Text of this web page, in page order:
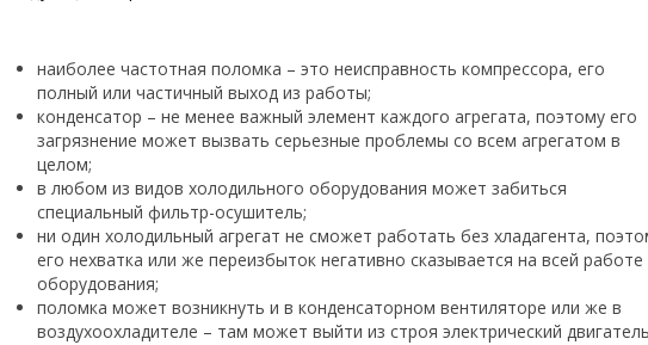
наиболее частотная поломка – это неисправность компрессора, его
полный или частичный выход из работы;
конденсатор – не менее важный элемент каждого агрегата, поэтому его
загрязнение может вызвать серьезные проблемы со всем агрегатом в
целом;
в любом из видов холодильного оборудования может забиться
специальный фильтр-осушитель;
ни один холодильный агрегат не сможет работать без хладагента,
его нехватка или же переизбыток негативно сказывается на всей работе
оборудования;
поломка может возникнуть и в конденсаторном вентиляторе или же в
воздухоохладителе – там может выйти из строя электрический